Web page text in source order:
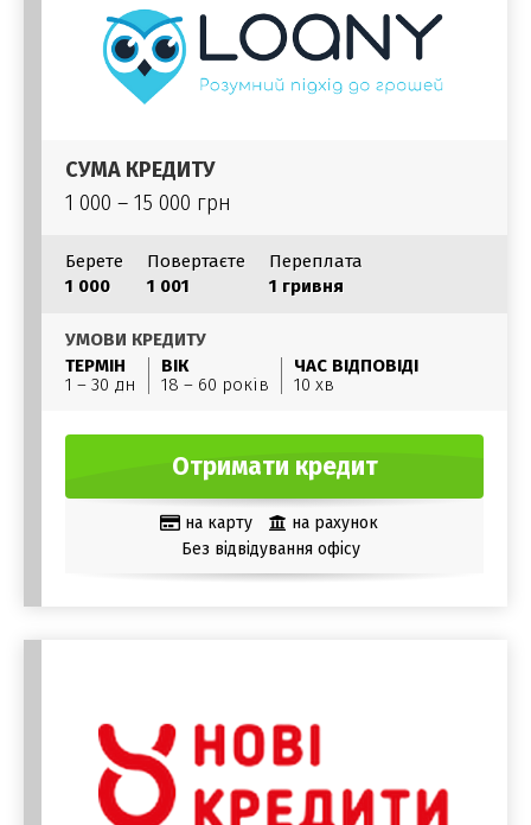
СУМА КРЕДИТУ
1 000 – 15 000 грн
Берете
1 000
Повертаєте
1 001
Переплата
1 гривня
УМОВИ КРЕДИТУ
ТЕРМІН
1 – 30 дн
ВІК
18 – 60 років
ЧАС ВІДПОВІДІ
10 хв
Отримати кредит
на карту
на рахунок
Без відвідування офісу